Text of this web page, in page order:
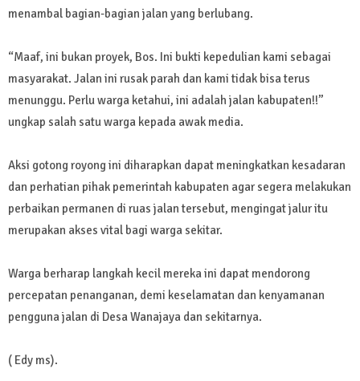
menambal bagian-bagian jalan yang berlubang.
“Maaf, ini bukan proyek, Bos. Ini bukti kepedulian kami sebagai
masyarakat. Jalan ini rusak parah dan kami tidak bisa terus
menunggu. Perlu warga ketahui, ini adalah jalan kabupaten!!”
ungkap salah satu warga kepada awak media.
Aksi gotong royong ini diharapkan dapat meningkatkan kesadaran
dan perhatian pihak pemerintah kabupaten agar segera melakukan
perbaikan permanen di ruas jalan tersebut, mengingat jalur itu
merupakan akses vital bagi warga sekitar.
Warga berharap langkah kecil mereka ini dapat mendorong
percepatan penanganan, demi keselamatan dan kenyamanan
pengguna jalan di Desa Wanajaya dan sekitarnya.
( Edy ms).